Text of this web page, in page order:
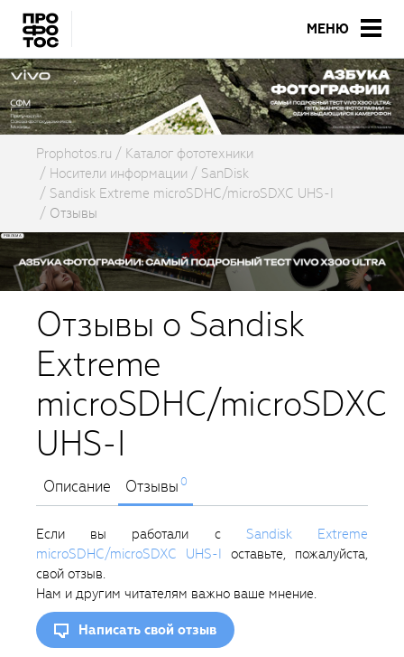
МЕНЮ
Prophotos.ru
Каталог фототехники
Носители информации
SanDisk
Sandisk Extreme microSDHC/microSDXC UHS-I
Отзывы
Отзывы о Sandisk
Extreme
microSDHC/microSDXC
UHS-I
Описание Отзывы0
Если вы работали с Sandisk Extreme
microSDHC/microSDXC UHS-I оставьте, пожалуйста,
свой отзыв.
Нам и другим читателям важно ваше мнение.
Написать свой отзыв